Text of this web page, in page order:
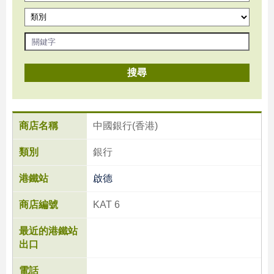
搜尋
商店名稱 中國銀行(香港)
類別 銀行
港鐵站 啟德
商店編號 KAT 6
最近的港鐵站
出口
電話